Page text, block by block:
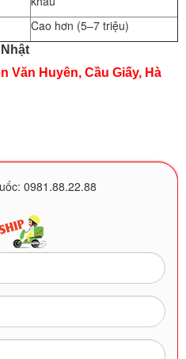
Cao hơn (5–7 triệu)
Văn Huyên, Cầu Giấy, Hà
0981.88.22.88